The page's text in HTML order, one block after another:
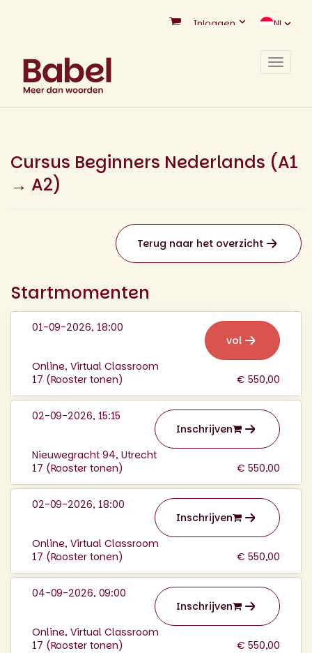
Inloggen NL
Toggle
Cursus Beginners Nederlands (A1
→ A2)
Terug naar het overzicht
Startmomenten
01-09-2026, 18:00
vol
Online, Virtual Classroom
17 (Rooster tonen) € 550,00
02-09-2026, 15:15
Inschrijven
Nieuwegracht 94, Utrecht
17 (Rooster tonen) € 550,00
02-09-2026, 18:00
Inschrijven
Online, Virtual Classroom
17 (Rooster tonen) € 550,00
04-09-2026, 09:00
Inschrijven
Online, Virtual Classroom
17 (Rooster tonen) € 550,00